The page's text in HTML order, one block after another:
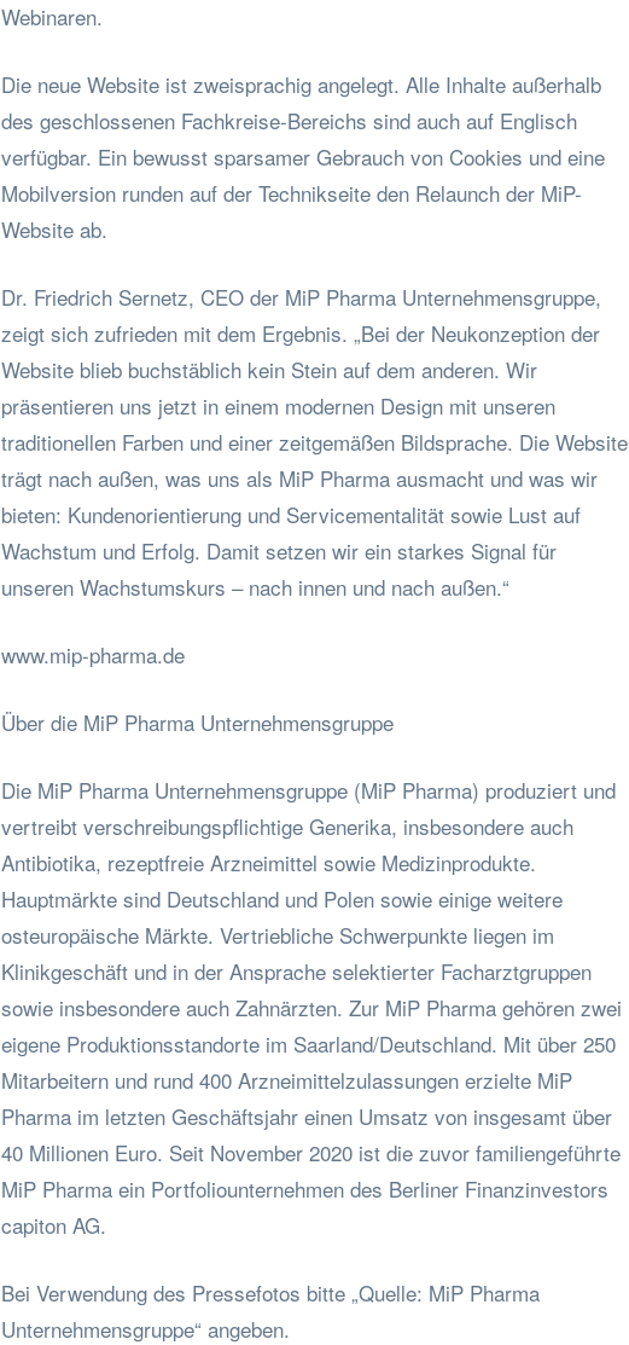
Webinaren.
Die neue Website ist zweisprachig angelegt. Alle Inhalte außerhalb
des geschlossenen Fachkreise-Bereichs sind auch auf Englisch
verfügbar. Ein bewusst sparsamer Gebrauch von Cookies und eine
Mobilversion runden auf der Technikseite den Relaunch der MiP-
Website ab.
Dr. Friedrich Sernetz, CEO der MiP Pharma Unternehmensgruppe,
zeigt sich zufrieden mit dem Ergebnis. „Bei der Neukonzeption der
Website blieb buchstäblich kein Stein auf dem anderen. Wir
präsentieren uns jetzt in einem modernen Design mit unseren
traditionellen Farben und einer zeitgemäßen Bildsprache. Die Website
trägt nach außen, was uns als MiP Pharma ausmacht und was wir
bieten: Kundenorientierung und Servicementalität sowie Lust auf
Wachstum und Erfolg. Damit setzen wir ein starkes Signal für
unseren Wachstumskurs – nach innen und nach außen.“
www.mip-pharma.de
Über die MiP Pharma Unternehmensgruppe
Die MiP Pharma Unternehmensgruppe (MiP Pharma) produziert und
vertreibt verschreibungspflichtige Generika, insbesondere auch
Antibiotika, rezeptfreie Arzneimittel sowie Medizinprodukte.
Hauptmärkte sind Deutschland und Polen sowie einige weitere
osteuropäische Märkte. Vertriebliche Schwerpunkte liegen im
Klinikgeschäft und in der Ansprache selektierter Facharztgruppen
sowie insbesondere auch Zahnärzten. Zur MiP Pharma gehören zwei
eigene Produktionsstandorte im Saarland/Deutschland. Mit über 250
Mitarbeitern und rund 400 Arzneimittelzulassungen erzielte MiP
Pharma im letzten Geschäftsjahr einen Umsatz von insgesamt über
40 Millionen Euro. Seit November 2020 ist die zuvor familiengeführte
MiP Pharma ein Portfoliounternehmen des Berliner Finanzinvestors
capiton AG.
Bei Verwendung des Pressefotos bitte „Quelle: MiP Pharma
Unternehmensgruppe“ angeben.